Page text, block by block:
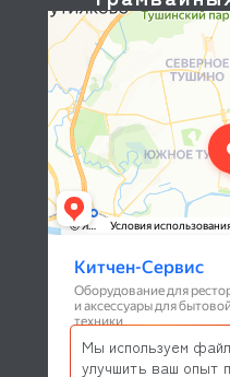
Мы используем
улучшить ваш опыт